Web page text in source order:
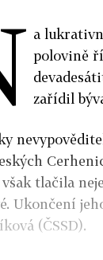
a
polovině
zařídil
tlačila
Ukončení
(ČSSD).